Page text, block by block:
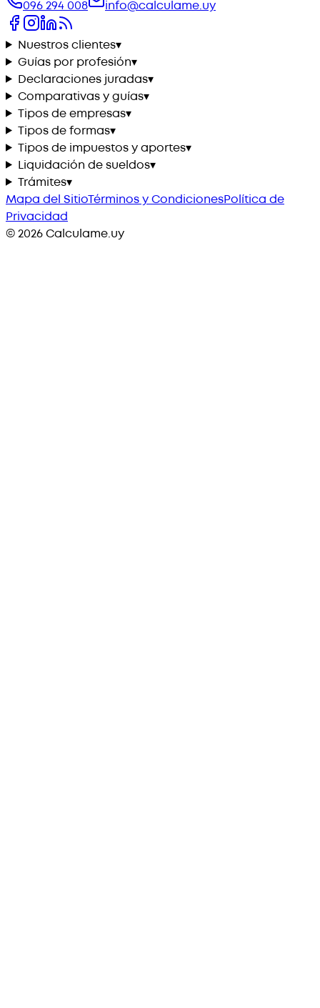
096 294 008 info@calculame.uy
Nuestros clientes▾
Guías por profesión▾
Declaraciones juradas▾
Comparativas y guías▾
Tipos de empresas▾
Tipos de formas▾
Tipos de impuestos y aportes▾
Liquidación de sueldos▾
Trámites▾
Mapa del SitioTérminos y CondicionesPolítica de
Privacidad
©2026Calculame.uy